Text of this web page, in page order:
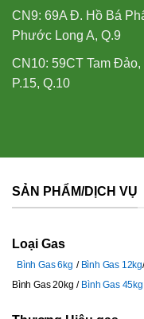
CN9: 69A Đ. Hồ Bá
Phước Long A, Q.9
CN10: 59CT Tam Đảo,
P.15, Q.10
SẢN PHẨM/DỊCH VỤ
Loại Gas
Bình Gas 6kg
Bình Gas 12kg
Bình Gas 20kg
Bình Gas 45kg